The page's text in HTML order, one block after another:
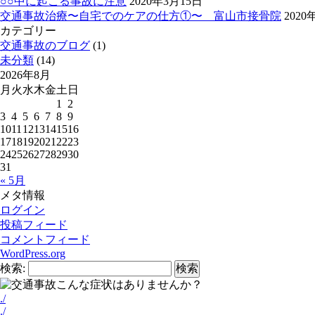
交通事故治療〜自宅でのケアの仕方①〜 富山市接骨院 2020
カテゴリー
交通事故のブログ (1)
未分類 (14)
2026年8月
月 火水木金土 日
1
2
3 4 5 6 7 8 9
1011 1213141516
1718192021 2223
24252627282930
31
« 5月
メタ情報
ログイン
投稿フィード
コメントフィード
WordPress.org
検索:
./
./